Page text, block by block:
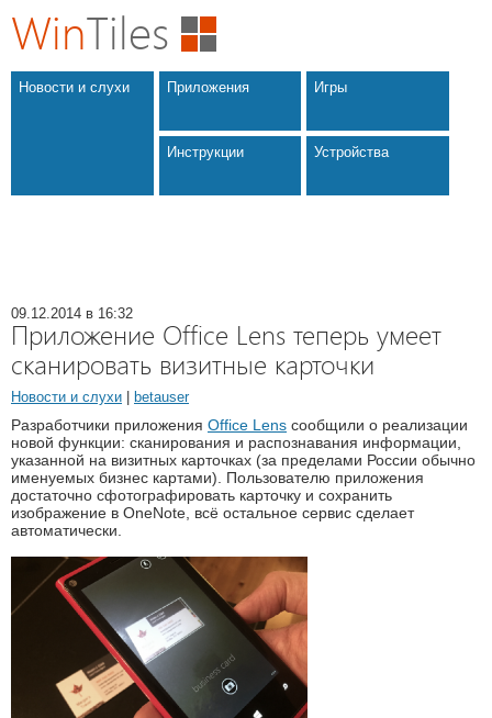
WinTiles
Новости и слухи Приложения Игры
Инструкции Устройства
09.12.2014 в 16:32
Приложение Office Lens теперь умеет
сканировать визитные карточки
Новости и слухи betauser
Разработчики приложения Office Lens сообщили о реализации
новой функции: сканирования и распознавания информации,
указанной на визитных карточках (за пределами России обычно
именуемых бизнес картами). Пользователю приложения
достаточно сфотографировать карточку и сохранить
изображение в OneNote, всё остальное сервис сделает
автоматически.